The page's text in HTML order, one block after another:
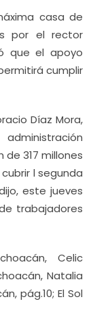
casa de
por el rector
que el apoyo
cumplir
Díaz Mora,
317 millones
l segunda
este jueves
trabajadores
Celic
Natalia
pág.10; El Sol